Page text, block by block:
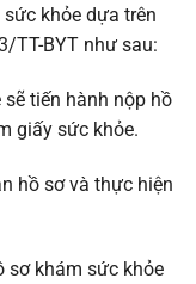
khỏe dựa trên
TT-BYT như sau:
tiến hành nộp hồ
giấy sức khỏe.
hồ sơ và thực hiện
sơ khám sức khỏe